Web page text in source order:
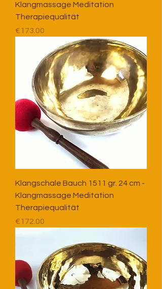
Klangmassage Meditation
Therapiequalität
Price
€173.00
Klangschale Bauch 1511 gr. 24 cm -
Klangmassage Meditation
Therapiequalität
Price
€172.00